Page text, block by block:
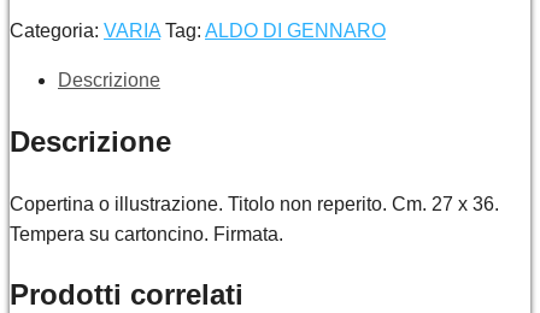
Categoria: VARIA Tag: ALDO DI GENNARO
Descrizione
Descrizione
Copertina o illustrazione. Titolo non reperito. Cm. 27 x 36.
Tempera su cartoncino. Firmata.
Prodotti correlati